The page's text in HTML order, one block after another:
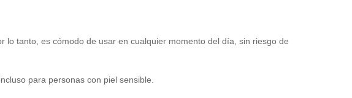
tanto, es cómodo de usar en cualquier momento del día, sin riesgo de
para personas con piel sensible.